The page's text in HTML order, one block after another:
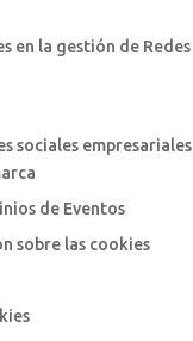
en la gestión de
sociales
de Eventos
sobre las cookies